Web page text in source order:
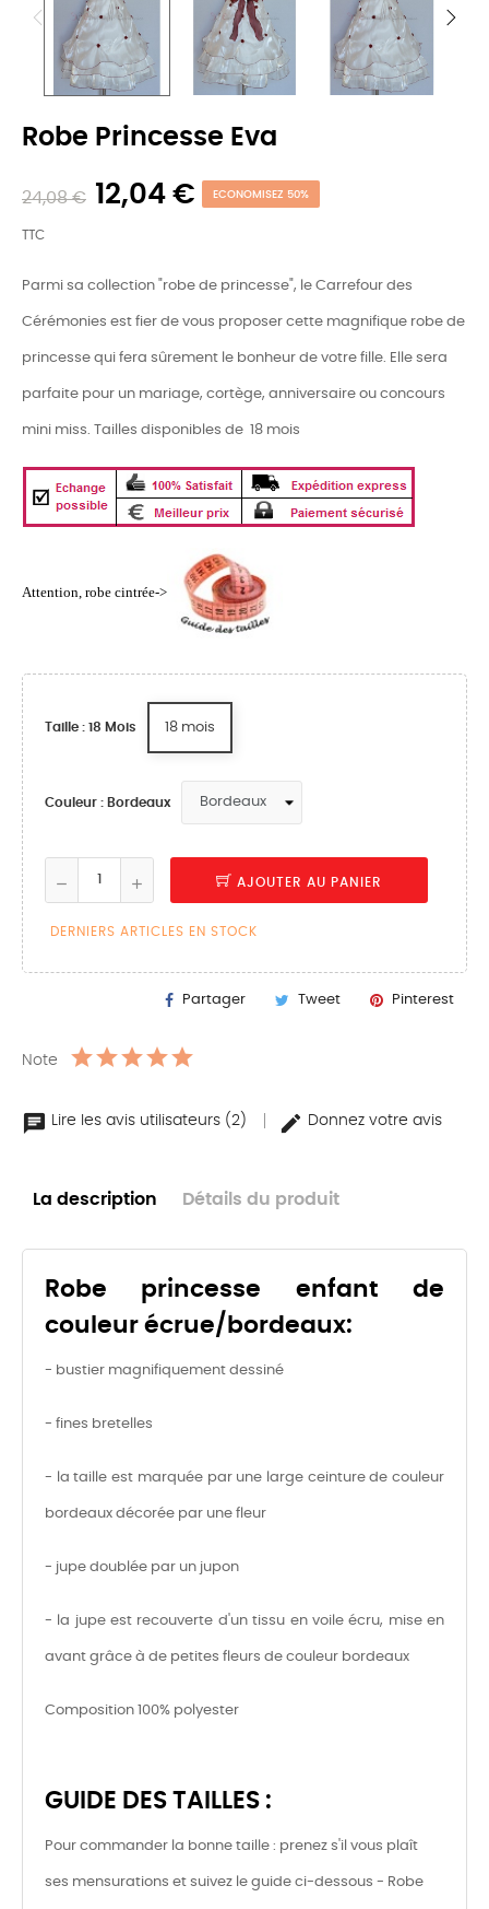
Robe Princesse Eva
24,08 € 12,04 € ECONOMISEZ 50%
TTC
Parmi sa collection "robe de princesse", le Carrefour des
Cérémonies est fier de vous proposer cette magnifique robe de
princesse qui fera sûrement le bonheur de votre fille. Elle sera
parfaite pour un mariage, cortège, anniversaire ou concours
mini miss. Tailles disponibles de 18 mois
Attention, robe cintrée->
Taille : 18 Mois 18 mois
Couleur : Bordeaux
AJOUTER AU PANIER
DERNIERS ARTICLES EN STOCK
Partager Tweet Pinterest
Note
Lire les avis utilisateurs (2) Donnez votre avis
La description Détails du produit
Robe princesse enfant de
couleur écrue/bordeaux:
- bustier magnifiquement dessiné
- fines bretelles
- la taille est marquée par une large ceinture de couleur
bordeaux décorée par une fleur
- jupe doublée par un jupon
- la jupe est recouverte d'un tissu en voile écru, mise en
avant grâce à de petites fleurs de couleur bordeaux
Composition 100% polyester
GUIDE DES TAILLES :
Pour commander la bonne taille : prenez s'il vous plaît
ses mensurations et suivez le guide ci-dessous - Robe